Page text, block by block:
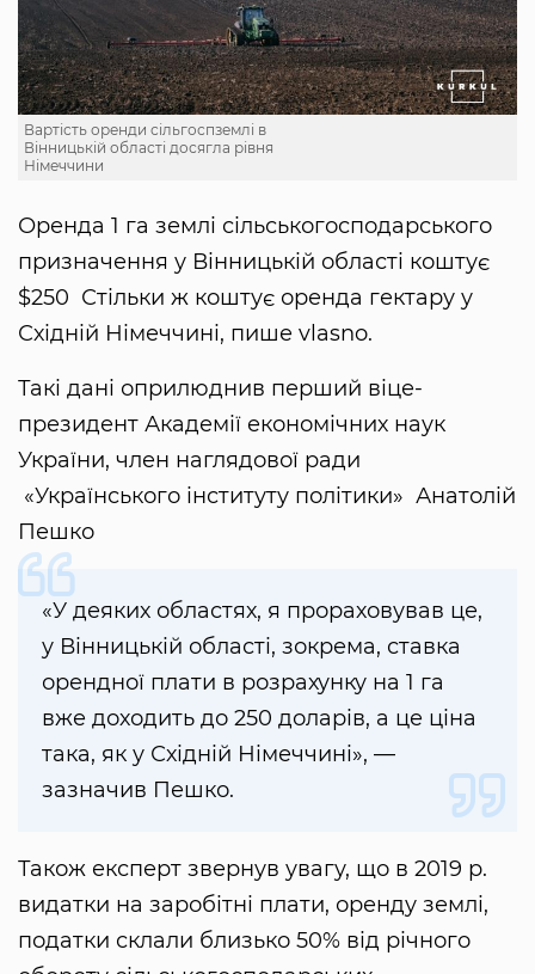
Вартість оренди сільгоспземлі в
Вінницькій області досягла рівня
Німеччини
Оренда 1 га землі сільськогосподарського
призначення у Вінницькій області коштує
$250 Стільки ж коштує оренда гектару у
Східній Німеччині, пише vlasno.
Такі дані оприлюднив перший віце-
президент Академії економічних наук
України, член наглядової ради
«Українського інституту політики» Анатолій
Пешко
«У деяких областях, я прораховував це,
у Вінницькій області, зокрема, ставка
орендної плати в розрахунку на 1 га
вже доходить до 250 доларів, а це ціна
така, як у Східній Німеччині», —
зазначив Пешко.
Також експерт звернув увагу, що в 2019 р.
видатки на заробітні плати, оренду землі,
податки склали близько 50% від річного